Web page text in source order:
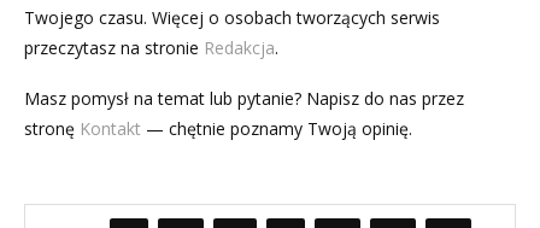
Twojego czasu. Więcej o osobach tworzących serwis
przeczytasz na stronie Redakcja.
Masz pomysł na temat lub pytanie? Napisz do nas przez
stronę Kontakt — chętnie poznamy Twoją opinię.